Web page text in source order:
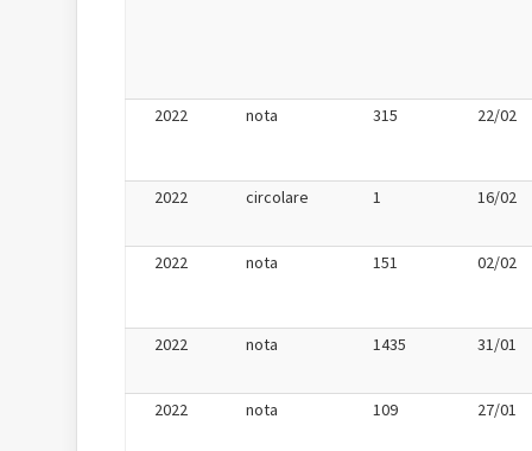
2022 nota 315 22/02
2022 circolare 1 16/02
2022 nota 151 02/02
2022 nota 1435 31/01
2022 nota 109 27/01